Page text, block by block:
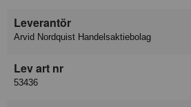
Leverantör
Arvid Nordquist Handelsaktiebolag
Lev art nr
53436